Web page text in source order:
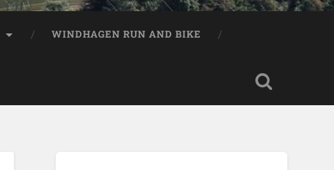
WINDHAGEN RUN AND BIKE